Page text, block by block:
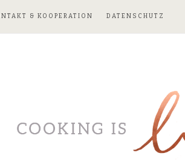
& KOOPERATION DATENSCHUTZ